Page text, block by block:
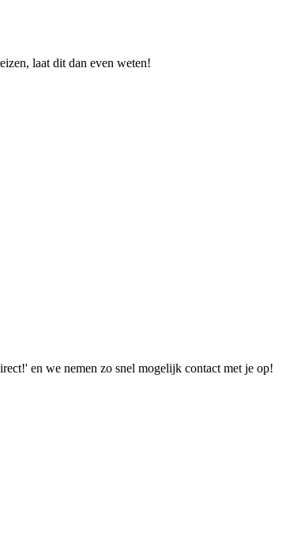
laat dit dan even weten!
en we nemen zo snel mogelijk contact met je op!